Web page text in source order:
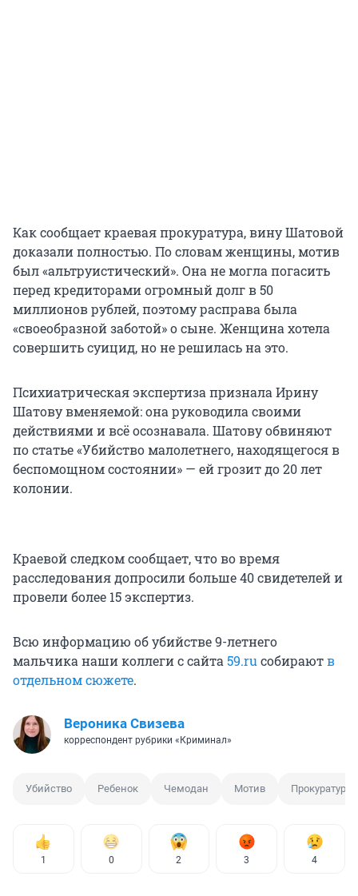
Как сообщает краевая прокуратура, вину Шатовой
доказали полностью. По словам женщины, мотив
был «альтруистический». Она не могла погасить
перед кредиторами огромный долг в 50
миллионов рублей, поэтому расправа была
«своеобразной заботой» о сыне. Женщина хотела
совершить суицид, но не решилась на это.
Психиатрическая экспертиза признала Ирину
Шатову вменяемой: она руководила своими
действиями и всё осознавала. Шатову обвиняют
по статье «Убийство малолетнего, находящегося в
беспомощном состоянии» — ей грозит до 20 лет
колонии.
Краевой следком сообщает, что во время
расследования допросили больше 40 свидетелей и
провели более 15 экспертиз.
Всю информацию об убийстве 9-летнего
мальчика наши коллеги с сайта 59.ru собираютв
отдельном сюжете.
Вероника Свизева
корреспондент рубрики «Криминал»
Убийство Ребенок Чемодан Мотив Прокуратура
1 0 2 3 4